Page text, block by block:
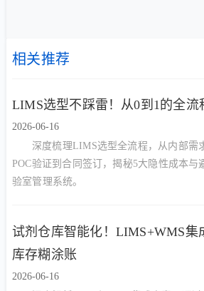
相关推荐
LIMS选型不踩雷！从0到1的全流
2026-06-16
深度梳理LIMS选型全流程，从内部需
POC验证到合同签订，揭秘5大隐性成本与
验室管理系统。
试剂仓库智能化！LIMS+WMS集
库存糊涂账
2026-06-16